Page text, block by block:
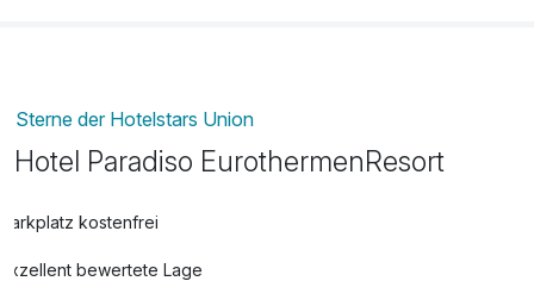
Sterne der Hotelstars Union
Hotel Paradiso EurothermenResort
Parkplatz kostenfrei
Exzellent bewertete Lage